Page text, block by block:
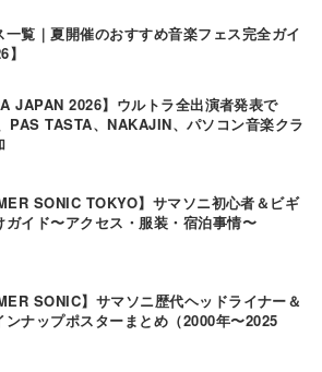
一覧｜夏開催のおすすめ音楽フェス完全ガイ
】
JAPAN 2026】ウルトラ全出演者発表で
PAS TASTA、NAKAJIN、パソコン音楽クラ
SONIC TOKYO】サマソニ初心者＆ビギ
ガイド〜アクセス・服装・宿泊事情〜
SONIC】サマソニ歴代ヘッドライナー＆
ンナップポスターまとめ（2000年〜2025